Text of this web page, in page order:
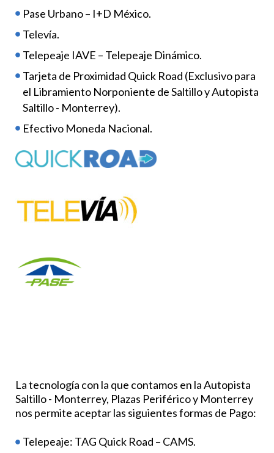
Pase Urbano – I+D México.
Televía.
Telepeaje IAVE – Telepeaje Dinámico.
Tarjeta de Proximidad Quick Road (Exclusivo para
el Libramiento Norponiente de Saltillo y Autopista
Saltillo - Monterrey).
Efectivo Moneda Nacional.
La tecnología con la que contamos en la Autopista
Saltillo - Monterrey, Plazas Periférico y Monterrey
nos permite aceptar las siguientes formas de Pago:
Telepeaje: TAG Quick Road – CAMS.